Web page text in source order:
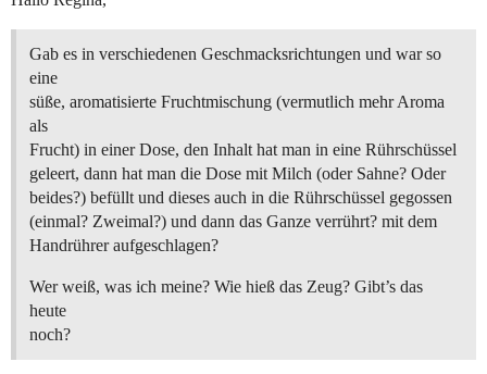
Gab es in verschiedenen Geschmacksrichtungen und war so
eine
süße, aromatisierte Fruchtmischung (vermutlich mehr Aroma
als
Frucht) in einer Dose, den Inhalt hat man in eine Rührschüssel
geleert, dann hat man die Dose mit Milch (oder Sahne? Oder
beides?) befüllt und dieses auch in die Rührschüssel gegossen
(einmal? Zweimal?) und dann das Ganze verrührt? mit dem
Handrührer aufgeschlagen?
Wer weiß, was ich meine? Wie hieß das Zeug? Gibt’s das
heute
noch?